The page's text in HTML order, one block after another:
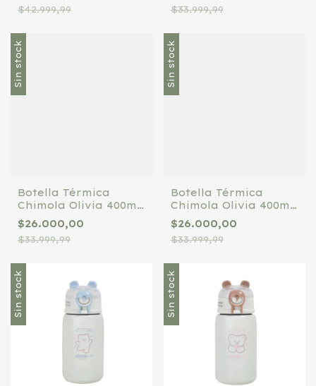
$42.999,99 $33.999,99
Sin stock
Botella Térmica
Chimola Olivia 400ml
Con Tapa Y Sorbete
Bz74 Color Lila
$26.000,00
$33.999,99
Sin stock
Botella Térmica
Chimola Olivia 400ml
Con Tapa Y Sorbete
Bz74 Color Celeste
$26.000,00
$33.999,99
Sin stock Sin stock